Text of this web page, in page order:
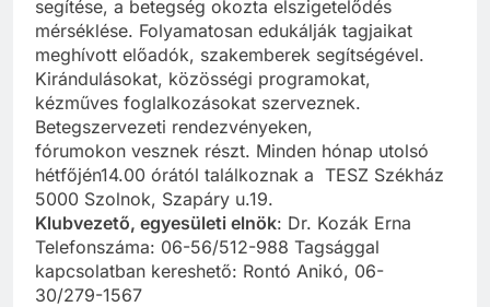
segítése, a betegség okozta elszigetelődés
mérséklése. Folyamatosan edukálják tagjaikat
meghívott előadók, szakemberek segítségével.
Kirándulásokat, közösségi programokat,
kézműves foglalkozásokat szerveznek.
Betegszervezeti rendezvényeken,
fórumokon vesznek részt. Minden hónap utolsó
hétfőjén14.00 órától találkoznak a TESZ Székház
5000 Szolnok, Szapáry u.19.
Klubvezető, egyesületi elnök: Dr. Kozák Erna
Telefonszáma: 06-56/512-988 Tagsággal
kapcsolatban kereshető: Rontó Anikó, 06-
30/279-1567